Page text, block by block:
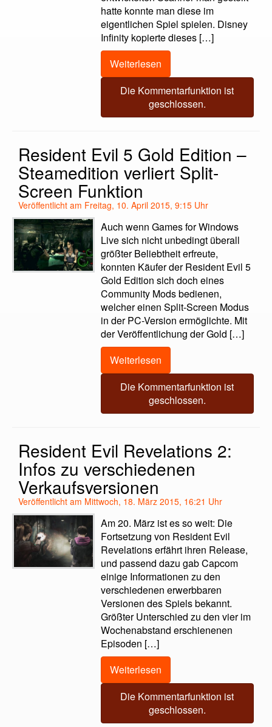
hatte konnte man diese im
eigentlichen Spiel spielen. Disney
Infinity kopierte dieses […]
Weiterlesen
Die Kommentarfunktion ist
geschlossen.
Resident Evil 5 Gold Edition –
Steamedition verliert Split-
Screen Funktion
Veröffentlicht am Freitag, 10. April 2015, 9:15 Uhr
Auch wenn Games for Windows
Live sich nicht unbedingt überall
größter Beliebtheit erfreute,
konnten Käufer der Resident Evil 5
Gold Edition sich doch eines
Community Mods bedienen,
welcher einen Split-Screen Modus
in der PC-Version ermöglichte. Mit
der Veröffentlichung der Gold […]
Weiterlesen
Die Kommentarfunktion ist
geschlossen.
Resident Evil Revelations 2:
Infos zu verschiedenen
Verkaufsversionen
Veröffentlicht am Mittwoch, 18. März 2015, 16:21 Uhr
Am 20. März ist es so weit: Die
Fortsetzung von Resident Evil
Revelations erfährt ihren Release,
und passend dazu gab Capcom
einige Informationen zu den
verschiedenen erwerbbaren
Versionen des Spiels bekannt.
Größter Unterschied zu den vier im
Wochenabstand erschienenen
Episoden […]
Weiterlesen
Die Kommentarfunktion ist
geschlossen.